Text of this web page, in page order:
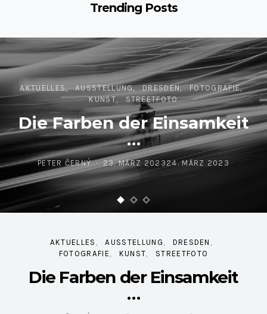
Trending Posts
AKTUELLES AUSSTELLUNG DRESDEN
FOTOGRAFIE
KUNST
STREETFOTO
Die Farben der Einsamkeit
…
PETER ČERNÝ
POSTED ON
23. MÄRZ 202324. MÄRZ 2023
AKTUELLES AUSSTELLUNG
DRESDEN
FOTOGRAFIE
KUNST STREETFOTO
Die Farben der Einsamkeit
…